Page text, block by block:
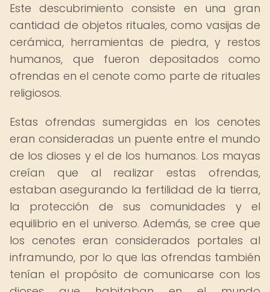
Este descubrimiento consiste en una gran
cantidad de objetos rituales, como vasijas de
cerámica, herramientas de piedra, y restos
humanos, que fueron depositados como
ofrendas en el cenote como parte de rituales
religiosos.
Estas ofrendas sumergidas en los cenotes
eran consideradas un puente entre el mundo
de los dioses y el de los humanos. Los mayas
creían que al realizar estas ofrendas,
estaban asegurando la fertilidad de la tierra,
la protección de sus comunidades y el
equilibrio en el universo. Además, se cree que
los cenotes eran considerados portales al
inframundo, por lo que las ofrendas también
tenían el propósito de comunicarse con los